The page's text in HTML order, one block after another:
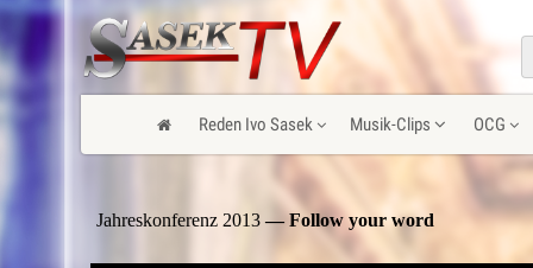
Reden Ivo Sasek Musik-Clips OCG
Jahreskonferenz 2013— Follow your word